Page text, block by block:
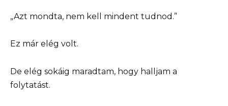
„Azt mondta, nem kell mindent tudnod.”
Ez már elég volt.
De elég sokáig maradtam, hogy halljam a
folytatást.